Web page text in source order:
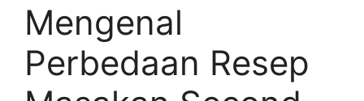
Mengenal
Perbedaan Resep